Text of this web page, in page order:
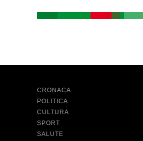
CRONACA
POLITICA
CULTURA
SPORT
SALUTE